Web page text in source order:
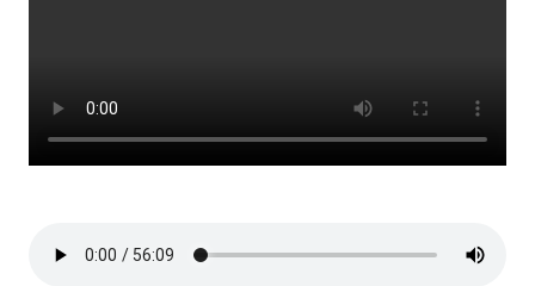
Radio Subasio +
Radio Subasio Disco Club
Subasio Collection